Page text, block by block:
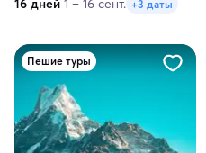
паломничество
16 дней 1 – 16 сент. +3 даты
Пешие туры